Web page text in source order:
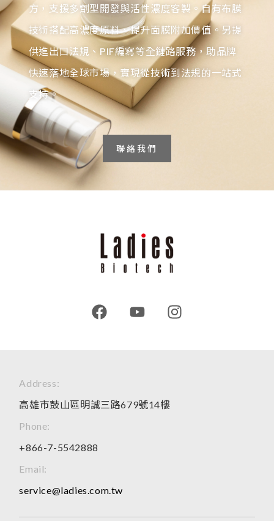
方，支援多劑型開發與活性濃度客製。自有布膜
技術搭配高濃度原料，提升面膜附加價值。另提
供進出口法規、PIF編寫等全鏈路服務，助品牌
快速落地全球市場，實現從技術到法規的一站式
支持。
聯絡我們
Address:
高雄市鼓山區明誠三路679號14樓
Phone:
+866-7-5542888
Email:
service@ladies.com.tw